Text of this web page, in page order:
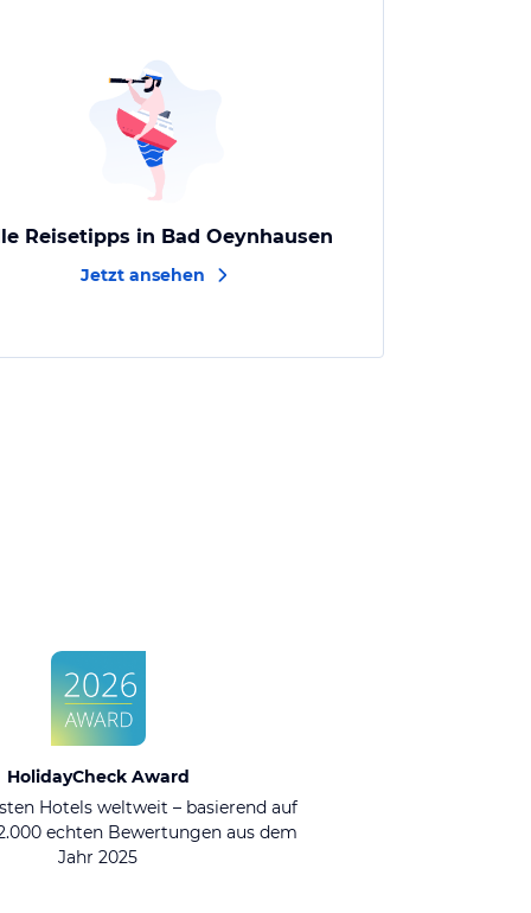
Reisetipps in Bad Oeynhausen
Jetzt ansehen
HolidayCheck Award
Hotels weltweit – basierend auf
echten Bewertungen aus dem
Jahr 2025